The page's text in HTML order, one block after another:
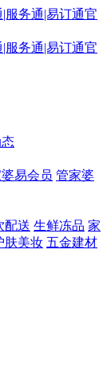
易会员 管家婆
配送 生鲜冻品 家
肤美妆 五金建材